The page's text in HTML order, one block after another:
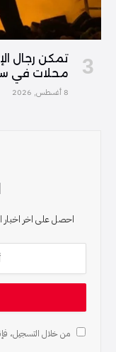
محلات في
8 أغسطس, 2026
احصل على اخر اخبار
من خلال التسجيل،